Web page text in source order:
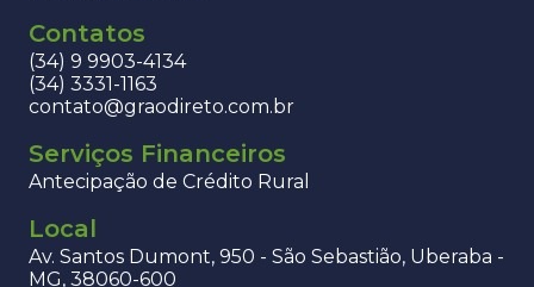
Contatos
(34) 9 9903-4134
(34) 3331-1163
contato@graodireto.com.br
Serviços Financeiros
Antecipação de Crédito Rural
Local
Av. Santos Dumont, 950 - São Sebastião, Uberaba -
MG, 38060-600